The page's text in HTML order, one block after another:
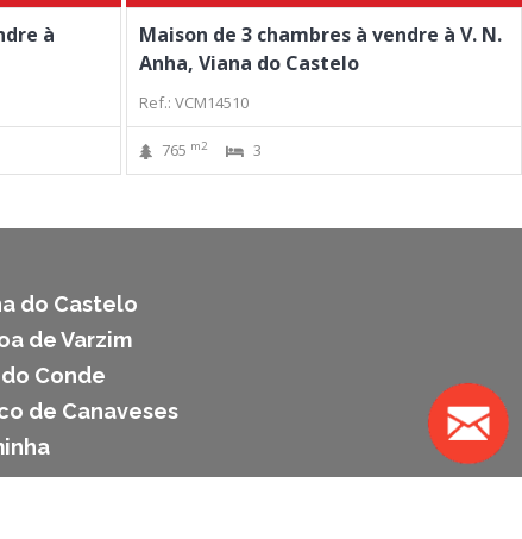
à
Maison de 3 chambres à vendre à V. N.
Anha, Viana do Castelo
Ref.: VCM14510
765 m2 3
do Castelo
de Varzim
Conde
de Canaveses